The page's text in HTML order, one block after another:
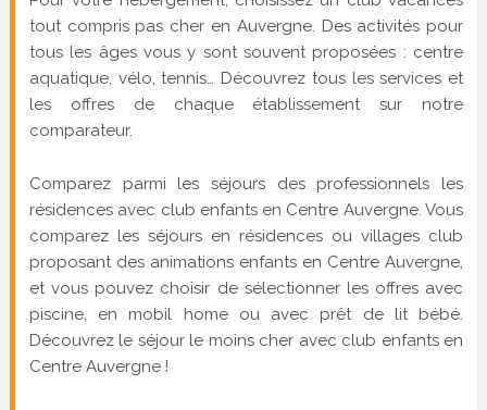
tout compris pas cher en Auvergne. Des activités pour
tous les âges vous y sont souvent proposées : centre
aquatique, vélo, tennis… Découvrez tous les services et
les offres de chaque établissement sur notre
comparateur.
Comparez parmi les séjours des professionnels les
résidences avec club enfants en Centre Auvergne. Vous
comparez les séjours en résidences ou villages club
proposant des animations enfants en Centre Auvergne,
et vous pouvez choisir de sélectionner les offres avec
piscine, en mobil home ou avec prêt de lit bébé.
Découvrez le séjour le moins cher avec club enfants en
Centre Auvergne !